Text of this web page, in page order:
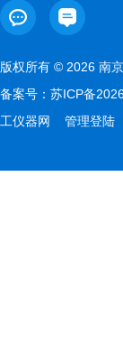
版权所有 © 2026 南
备案号： 苏ICP备
工仪器网
管理登陆